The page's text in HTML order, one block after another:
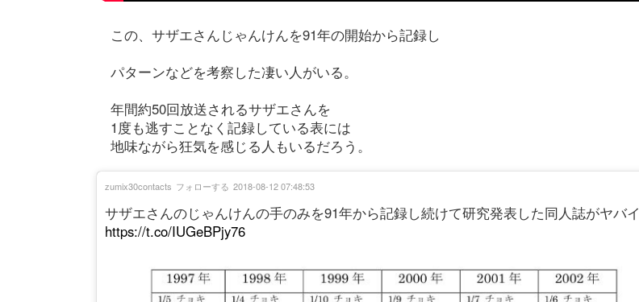
この、サザエさんじゃんけんを91年の開始から記録し
パターンなどを考察した凄い人がいる。
年間約50回放送されるサザエさんを
1度も逃すことなく記録している表には
地味ながら狂気を感じる人もいるだろう。
サザエさんのじゃんけんの手のみを91年から記録し続けて研究発表した同人誌がヤバイ
https://t.co/IUGeBPjy76
zumix30contacts フォローする 2018-08-12 07:48:53